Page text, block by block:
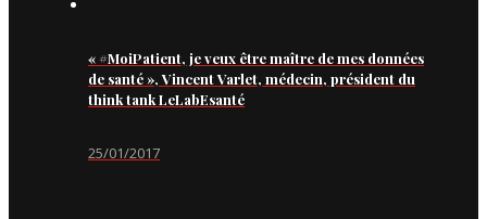
« #MoiPatient, je veux être maître de mes données
de santé », Vincent Varlet, médecin, président du
think tank LeLabEsanté
25/01/2017